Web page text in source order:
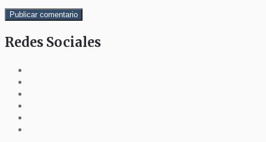
Redes Sociales